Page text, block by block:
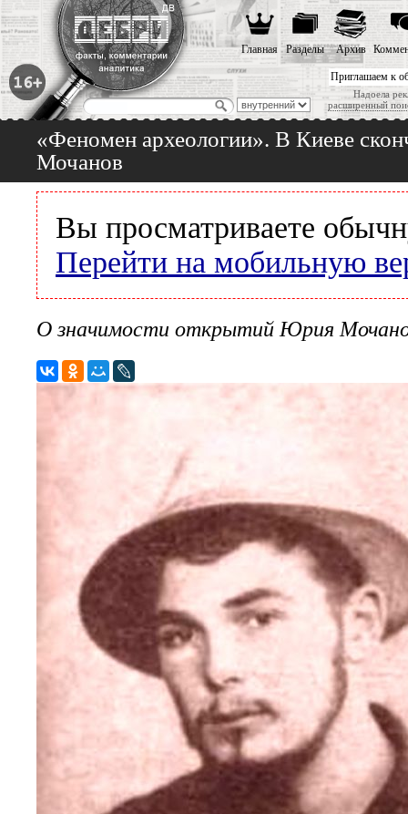
Приглашаем к
Надоела
расширенный
Главная Разделы Архив
«Феномен археологии». В Киеве
Мочанов
Вы просматриваете
Перейти на мобильную
О значимости открытий Юрия